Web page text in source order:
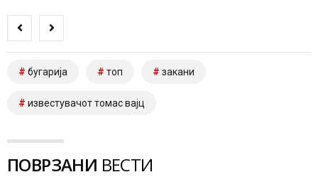
бугарија топ закани
известувачот томас вајц
ПОВРЗАНИ ВЕСТИ